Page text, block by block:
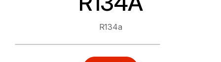
R134a